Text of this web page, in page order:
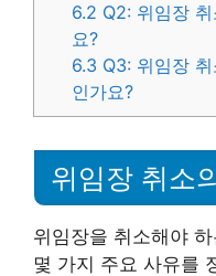
6.2 Q2: 위임장
요?
6.3 Q3: 위임장
인가요?
위임장 취소
위임장을 취소해야
몇 가지 주요 사유를